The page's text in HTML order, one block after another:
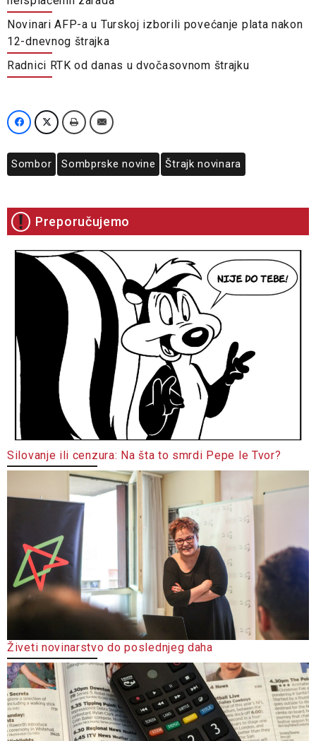
Novinari AFP-a u Turskoj izborili povećanje plata nakon
12-dnevnog štrajka
Radnici RTK od danas u dvočasovnom štrajku
Sombor Sombprske novine Štrajk novinara
Preporučujemo
Silovanje ili cenzura: Na šta to smrdi Pepe le Tvor?
Živeti novinarstvo do poslednjeg daha